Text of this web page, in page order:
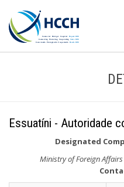
Essuatíni - Autoridade
Designated
Ministry of Foreign